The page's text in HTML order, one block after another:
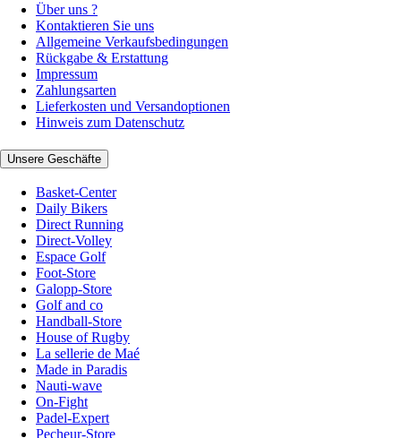
Über uns ?
Kontaktieren Sie uns
Allgemeine Verkaufsbedingungen
Rückgabe & Erstattung
Impressum
Zahlungsarten
Lieferkosten und Versandoptionen
Hinweis zum Datenschutz
Unsere Geschäfte
Basket-Center
Daily Bikers
Direct Running
Direct-Volley
Espace Golf
Foot-Store
Galopp-Store
Golf and co
Handball-Store
House of Rugby
La sellerie de Maé
Made in Paradis
Nauti-wave
On-Fight
Padel-Expert
Pecheur-Store